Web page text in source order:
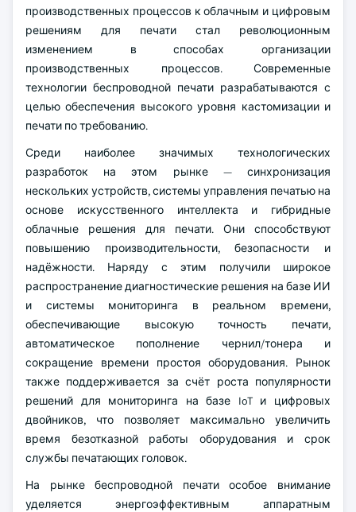
производственных процессов к облачным и цифровым
решениям для печати стал революционным
изменением в способах организации
производственных процессов. Современные
технологии беспроводной печати разрабатываются с
целью обеспечения высокого уровня кастомизации и
печати по требованию.
Среди наиболее значимых технологических
разработок на этом рынке — синхронизация
нескольких устройств, системы управления печатью на
основе искусственного интеллекта и гибридные
облачные решения для печати. Они способствуют
повышению производительности, безопасности и
надёжности. Наряду с этим получили широкое
распространение диагностические решения на базе ИИ
и системы мониторинга в реальном времени,
обеспечивающие высокую точность печати,
автоматическое пополнение чернил/тонера и
сокращение времени простоя оборудования. Рынок
также поддерживается за счёт роста популярности
решений для мониторинга на базе IoT и цифровых
двойников, что позволяет максимально увеличить
время безотказной работы оборудования и срок
службы печатающих головок.
На рынке беспроводной печати особое внимание
уделяется энергоэффективным аппаратным